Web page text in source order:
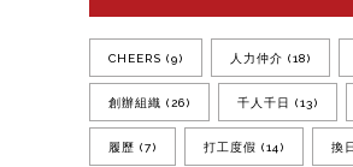
CHEERS (9) 人力仲介 (18)
創辦組織 (26) 千人千日 (13)
履歷 (7) 打工度假 (14) 換